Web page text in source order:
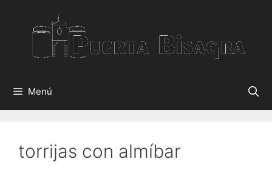
Menú
torrijas con almíbar